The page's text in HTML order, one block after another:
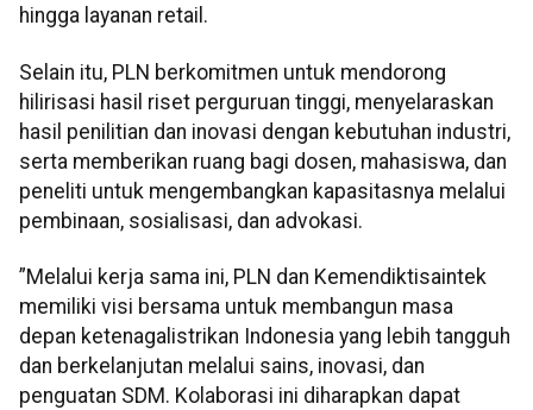
hingga layanan retail.
Selain itu, PLN berkomitmen untuk mendorong
hilirisasi hasil riset perguruan tinggi, menyelaraskan
hasil penilitian dan inovasi dengan kebutuhan industri,
serta memberikan ruang bagi dosen, mahasiswa, dan
peneliti untuk mengembangkan kapasitasnya melalui
pembinaan, sosialisasi, dan advokasi.
”Melalui kerja sama ini, PLN dan Kemendiktisaintek
memiliki visi bersama untuk membangun masa
depan ketenagalistrikan Indonesia yang lebih tangguh
dan berkelanjutan melalui sains, inovasi, dan
penguatan SDM. Kolaborasi ini diharapkan dapat